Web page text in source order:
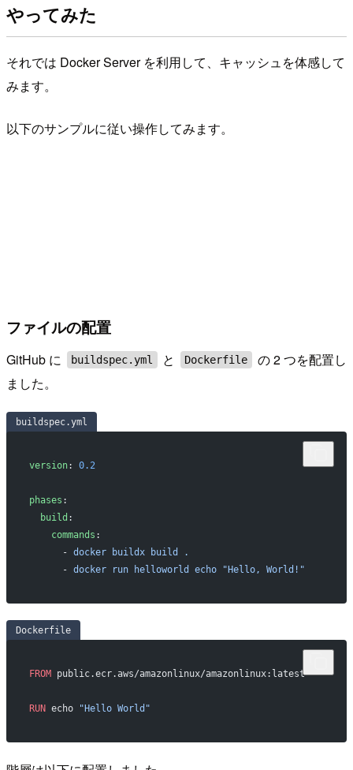
やってみた
それでは Docker Server を利用して、キャッシュを体感して
みます。
以下のサンプルに従い操作してみます。
ファイルの配置
GitHub に buildspec.yml と Dockerfile
の 2 つを配置し
ました。
buildspec.yml
version: 0.2
phases :
  build
:
    commands
:
      -
docker buildx build .
      -
docker run helloworld echo "Hello, World!"
Dockerfile
FROM public.ecr.aws/amazonlinux/amazonlinux:latest
RUN echo "Hello World"